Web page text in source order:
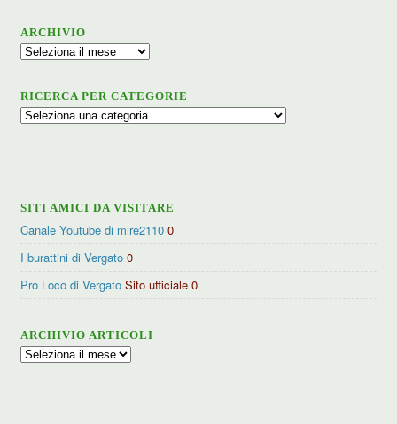
ARCHIVIO
Archivio
RICERCA PER CATEGORIE
Ricerca
SITI AMICI DA VISITARE
Canale Youtube di mire2110 0
I burattini di Vergato 0
Pro Loco di Vergato Sito ufficiale 0
ARCHIVIO ARTICOLI
Archivio